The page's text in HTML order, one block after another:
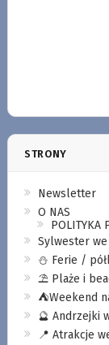
STRONY
Newsletter
O NAS
POLITYKA
Sylwester
⛄️ Ferie /
⛱️ Plaże i
⛺️Weekend
🔮 Andrzejki
📍 Atrakcje